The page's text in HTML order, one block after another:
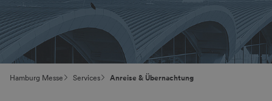
Hamburg Messe Services Anreise & Übernachtung